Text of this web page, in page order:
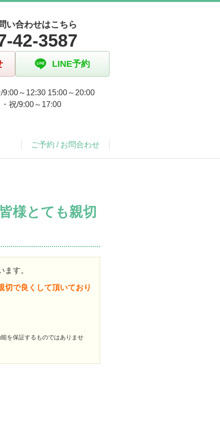
い合わせはこちら
42-3587
LINE予約
9:00～12:30 15:00～20:00
祝/9:00～17:00
ご予約 / お問合わせ
様とても親切
す。
切で良くして頂いており
を保証するものではありませ